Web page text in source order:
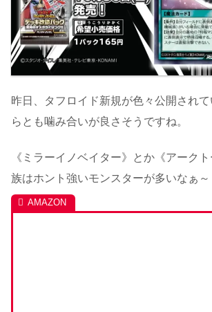
昨日、タフロイド新規が色々公開され
らとも噛み合いが良さそうですね。
《ミラーイノベイター》とか《アーク
族はホント強いモンスターが多いなぁ～